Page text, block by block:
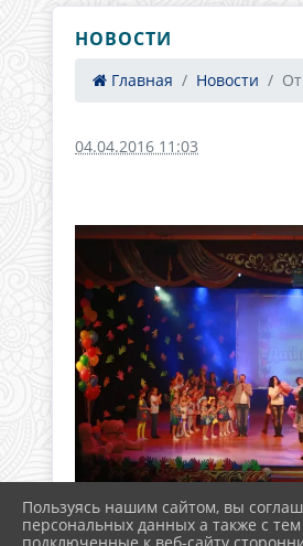
НОВОСТИ
Главная Новости
04.04.2016 11:03
Пользуясь нашим сайтом, вы
персональных данных а также с